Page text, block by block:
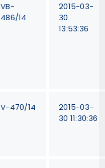
VB-
486/14
2015-03-
30
13:53:36
V-470/14
2015-03-
30 11:30:36